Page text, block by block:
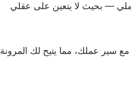
— بحيث لا يتعين على عقلي
سير عملك، مما يتيح لك المرونة